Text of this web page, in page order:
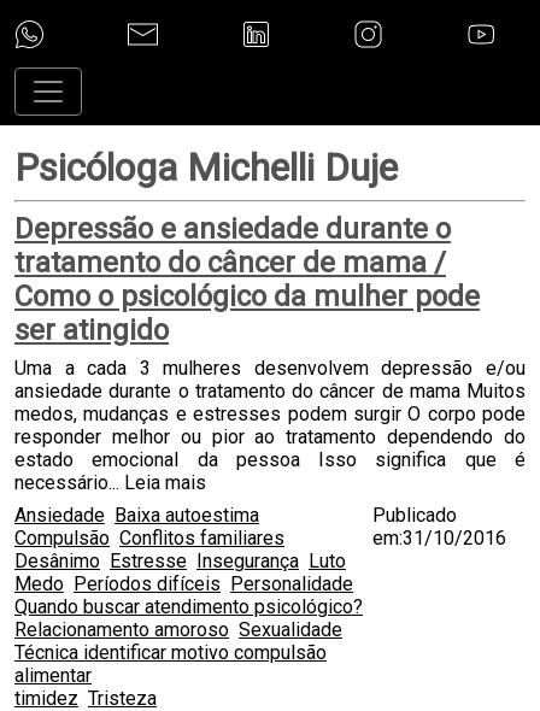
Psicóloga Michelli Duje
Depressão e ansiedade durante o
tratamento do câncer de mama /
Como o psicológico da mulher pode
ser atingido
Uma a cada 3 mulheres desenvolvem depressão e/ou
ansiedade durante o tratamento do câncer de mama Muitos
medos, mudanças e estresses podem surgir O corpo pode
responder melhor ou pior ao tratamento dependendo do
estado emocional da pessoa Isso significa que é
necessário... Leia mais
Ansiedade Baixa autoestima
Compulsão Conflitos familiares
Desânimo Estresse Insegurança Luto
Medo Períodos difíceis Personalidade
Quando buscar atendimento psicológico?
Relacionamento amoroso Sexualidade
Técnica identificar motivo compulsão
alimentar
timidez Tristeza
Publicado
em:31/10/2016